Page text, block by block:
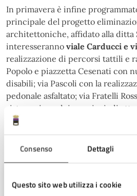
Consenso Dettagli
Questo sito web utilizza i cookie
In primavera è infine
principale del progetto
architettoniche, affidato alla ditta
interesseranno viale Carducci e
realizzazione di percorsi tattili e
Popolo e piazzetta Cesenati con
disabili; via Pascoli con la
pedonale asfaltato; via Fratelli
sistemazione dei marciapiedi
A cura di
Ufficio Stampa